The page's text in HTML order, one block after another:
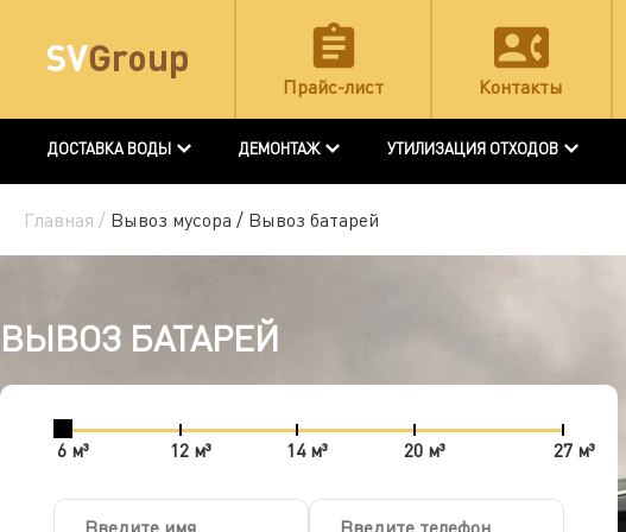
Прайс-лист Контакты
ДОСТАВКА ВОДЫ ДЕМОНТАЖ УТИЛИЗАЦИЯ ОТХОДОВ
Главная / Вывоз мусора / Вывоз батарей
ВЫВОЗ БАТАРЕЙ
6 м³ 12 м³ 14 м³ 20 м³ 27 м³